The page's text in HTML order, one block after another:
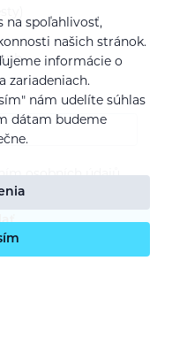
osobních údajů
na spoľahlivosť,
našich stránok.
informácie o
zariadeniach.
nám udelíte súhlas
dátam budeme